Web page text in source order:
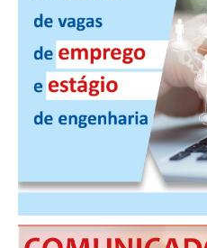
CONSÓRCIOS
CAMPANHAS SALARIAIS
COMUNICAÇÃO
CONTEÚDO ESPECIAL